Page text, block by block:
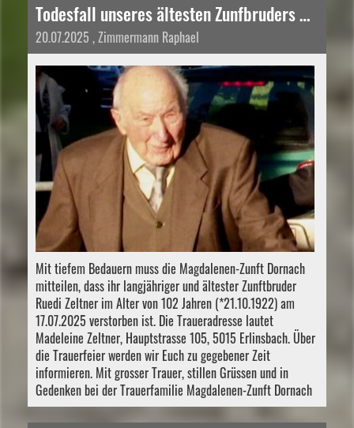
Todesfall unseres ältesten Zunfbruders Ruedi Zeltner
20.07.2025 , Zimmermann Raphael
Mit tiefem Bedauern muss die Magdalenen-Zunft Dornach
mitteilen, dass ihr langjähriger und ältester Zunftbruder
Ruedi Zeltner im Alter von 102 Jahren (*21.10.1922) am
17.07.2025 verstorben ist. Die Traueradresse lautet
Madeleine Zeltner, Hauptstrasse 105, 5015 Erlinsbach. Über
die Trauerfeier werden wir Euch zu gegebener Zeit
informieren. Mit grosser Trauer, stillen Grüssen und in
Gedenken bei der Trauerfamilie Magdalenen-Zunft Dornach